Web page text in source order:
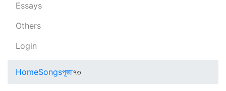
Essays
Others
Login
HomeSongsপূজা৭৩